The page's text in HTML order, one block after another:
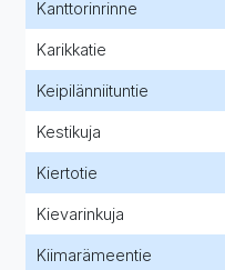
Kanttorinrinne
Karikkatie
Keipilänniituntie
Kestikuja
Kiertotie
Kievarinkuja
Kiimarämeentie